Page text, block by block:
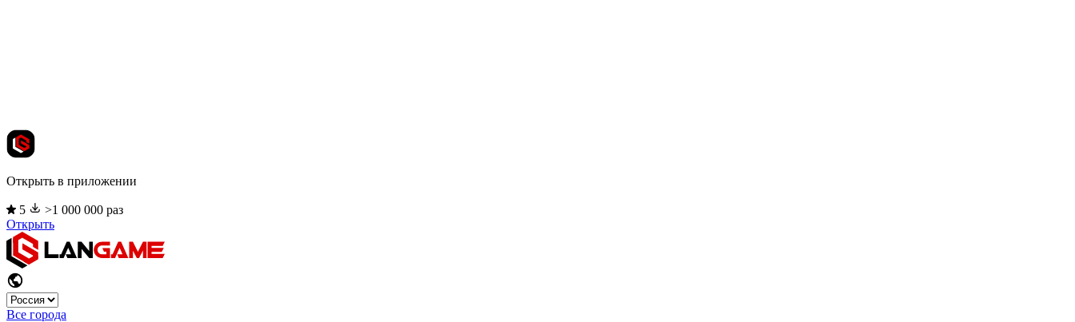
Открыть в приложении
5
>1 000 000 раз
Открыть
Все города